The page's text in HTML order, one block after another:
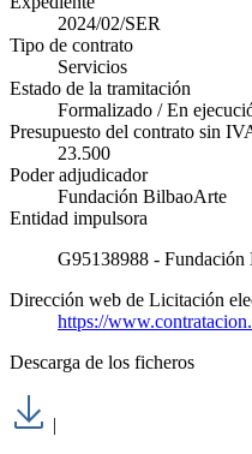
2024/02/SER
Tipo de contrato
Servicios
Estado de la tramitación
Formalizado / En
Presupuesto del contrato sin
23.500
Poder adjudicador
Fundación BilbaoArte
Entidad impulsora
G95138988 -
Dirección web de Licitación
https://
Descarga de los ficheros
|